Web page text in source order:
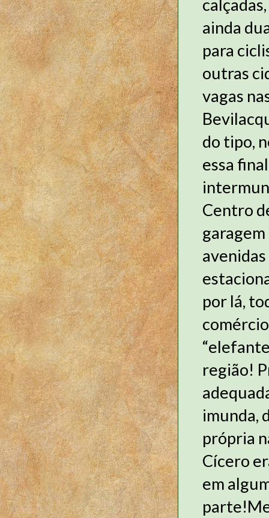
ainda
para
outras
vagas
do tipo,
essa
Centro
por lá,
região!
imunda,
própria
Cícero
em